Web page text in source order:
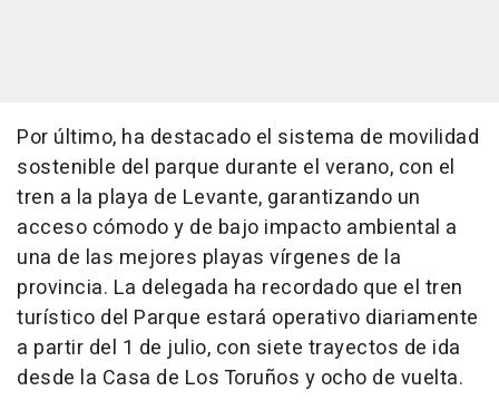
Por último, ha destacado el sistema de movilidad
sostenible del parque durante el verano, con el
tren a la playa de Levante, garantizando un
acceso cómodo y de bajo impacto ambiental a
una de las mejores playas vírgenes de la
provincia. La delegada ha recordado que el tren
turístico del Parque estará operativo diariamente
a partir del 1 de julio, con siete trayectos de ida
desde la Casa de Los Toruños y ocho de vuelta.